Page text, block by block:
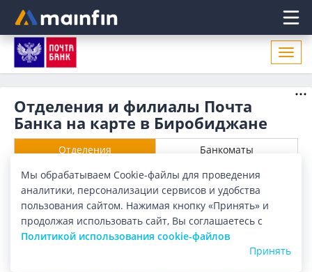
Главное меню
Отделения и филиалы Почта
Банка на карте в Биробиджане
Отделения Банкоматы
Все банки Карта Список
Город:Биробиджан
Мы обрабатываем Cookie-файлы для проведения
аналитики, персонализации сервисов и удобства
пользования сайтом. Нажимая кнопку «Принять» и
продолжая использовать сайт, Вы соглашаетесь с
Политикой использования cookie-файлов
Принять